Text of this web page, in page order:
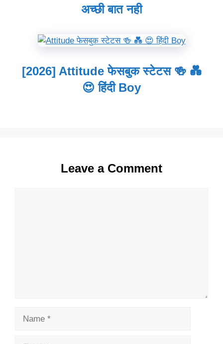
अच्छी बात नही
[2026] Attitude फेसबुक स्टेटस 🍻 💑
😍 हिंदी Boy
Leave a Comment